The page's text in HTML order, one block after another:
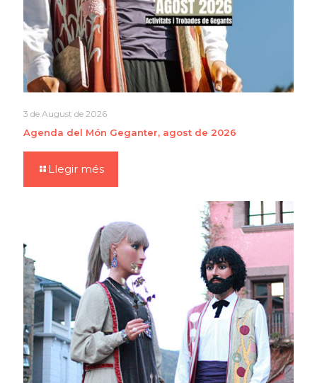
3 de August de 2026
Agenda del Món Geganter, agost de 2026
Llegir més